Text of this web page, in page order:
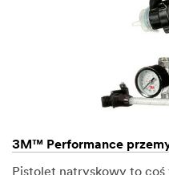
3M™ Performance
Pistolet natryskowy to